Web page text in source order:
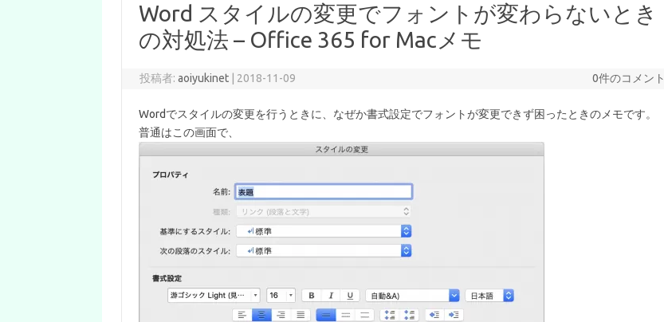
Word スタイルの変更でフォントが変わらないとき
の対処法 – Office 365 for Macメモ
投稿者:aoiyukinet 2018-11-09 0件のコメント
Wordでスタイルの変更を行うときに、なぜか書式設定でフォントが変更できず困ったときのメモです。
普通はこの画面で、